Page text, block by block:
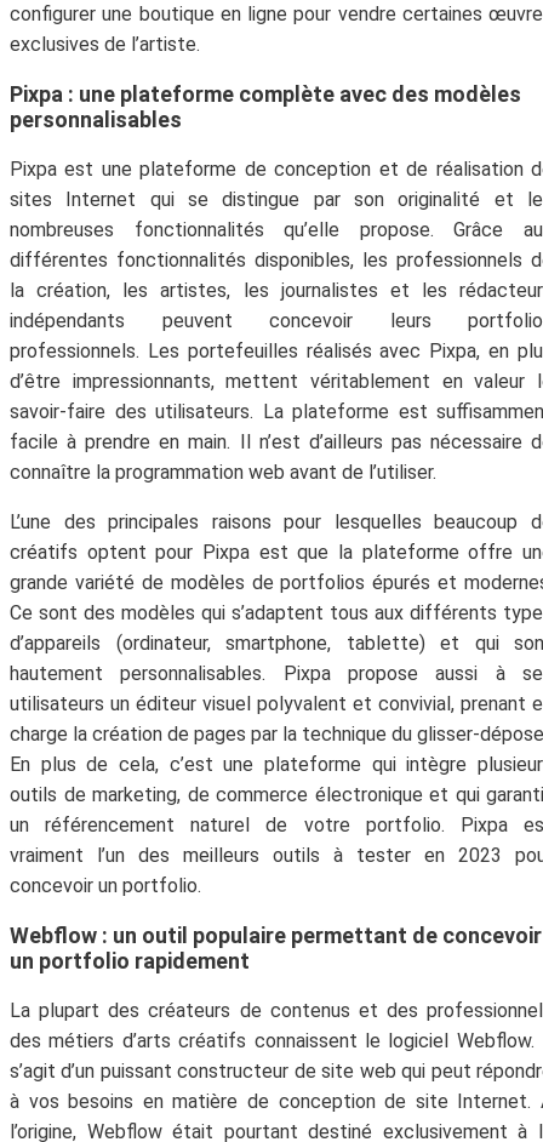
configurer une boutique en ligne pour vendre certaines
exclusives de l’artiste.
Pixpa : une plateforme complète avec des modèles
personnalisables
Pixpa est une plateforme de conception et de réalisation
sites Internet qui se distingue par son originalité et
nombreuses fonctionnalités qu’elle propose. Grâce
différentes fonctionnalités disponibles, les professionnels
la création, les artistes, les journalistes et les
indépendants peuvent concevoir leurs
professionnels. Les portefeuilles réalisés avec Pixpa, en
d’être impressionnants, mettent véritablement en valeur
savoir-faire des utilisateurs. La plateforme est
facile à prendre en main. Il n’est d’ailleurs pas nécessaire
connaître la programmation web avant de l’utiliser.
L’une des principales raisons pour lesquelles beaucoup
créatifs optent pour Pixpa est que la plateforme offre
grande variété de modèles de portfolios épurés et
Ce sont des modèles qui s’adaptent tous aux différents
d’appareils (ordinateur, smartphone, tablette) et qui
hautement personnalisables. Pixpa propose aussi à
utilisateurs un éditeur visuel polyvalent et convivial, prenant
charge la création de pages par la technique du glisser-
En plus de cela, c’est une plateforme qui intègre
outils de marketing, de commerce électronique et qui
un référencement naturel de votre portfolio. Pixpa
vraiment l’un des meilleurs outils à tester en 2023
concevoir un portfolio.
Webflow : un outil populaire permettant de concevoir
un portfolio rapidement
La plupart des créateurs de contenus et des
des métiers d’arts créatifs connaissent le logiciel Webflow.
s’agit d’un puissant constructeur de site web qui peut
à vos besoins en matière de conception de site Internet.
l’origine, Webflow était pourtant destiné exclusivement à